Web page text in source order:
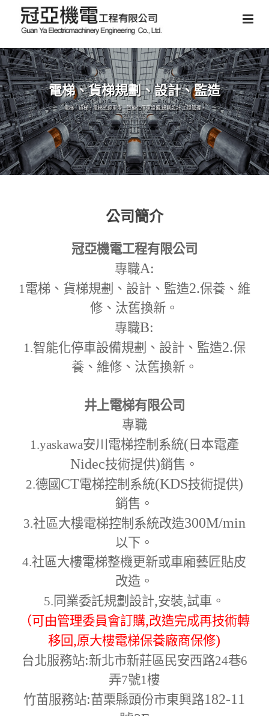
電梯、貨梯規劃、設計、監造
電梯、貨梯、電梯式停車塔、智能化停車設備,規劃設計,工程管理。
公司簡介
冠亞機電工程有限公司
專職A:
1電梯、貨梯規劃、設計、監造2.保養、維
修、汰舊換新。
專職B:
1.智能化停車設備規劃、設計、監造2.保
養、維修、汰舊換新。
井上電梯有限公司
專職
1.yaskawa安川電梯控制系統( 日本電產
Nidec技術提供)銷售。
2.德國 CT電梯控制系統(KDS技術提供)
銷售。
3.社區大樓電梯控制系統改造300M/min
以下。
4.社區大樓電梯整機更新或車廂藝匠貼皮
改造。
5. 同業委託規劃設計,安裝,試車。
（可由管理委員會訂購,改造完成再技術轉
移回,原大樓電梯保養廠商保修)
台北服務站:新北市新莊區民安西路24巷6
弄7號1樓
竹苗服務站:苗栗縣頭份市東興路182-11